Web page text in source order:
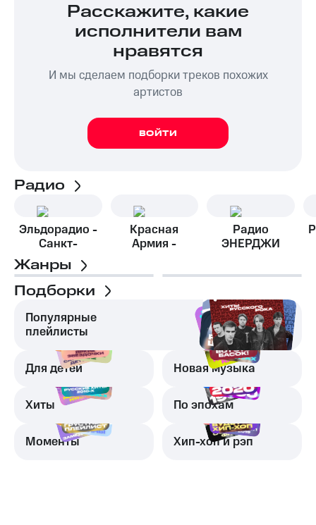
Расскажите, какие
исполнители вам
нравятся
И мы сделаем подборки треков похожих
артистов
ВОЙТИ
Радио
Эльдорадио -
Санкт-
Петербург
Красная
Армия -
Радио
ЭНЕРДЖИ
Жанры
Подборки
Популярные
плейлисты
Для детей Новая музыка
Хиты По эпохам
Моменты Хип-хоп и рэп